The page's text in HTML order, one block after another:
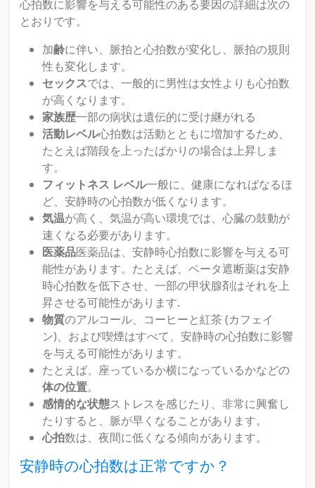
心拍数に影響を与える可能性のある要因の詳細は次の
とおりです。
加齢に伴い、脈拍と心拍数が変化し、脈拍の規則
性も変化します。
セックスでは、一般的に男性は女性よりも心拍数
が高くなります。
家族歴一部の病状は遺伝的に受け継がれる
活動レベル心拍数は活動とともに増加するため、
たとえば階段を上ったばかりの場合は上昇しま
す。
フィットネス レベル一般に、健康になればなるほ
ど、安静時の心拍数が低くなります。
気温が高く、気温が高い環境では、心臓の鼓動が
速くなる必要があります。
医薬品医薬品は、安静時心拍数に影響を与える可
能性があります。たとえば、ベータ遮断薬は安静
時心拍数を低下させ、一部の甲状腺剤はそれを上
昇させる可能性があります.
物質のアルコール、コーヒーと紅茶 (カフェイ
ン)、および喫煙はすべて、安静時の心拍数に影響
を与える可能性があります。
たとえば、座っているか横になっているかなどの
体の位置。
感情的な状態ストレスを感じたり、非常に興奮し
たりすると、脈が早くなることがあります。
心拍数は、夜間に低くなる傾向があります。
安静時の心拍数は正常ですか？